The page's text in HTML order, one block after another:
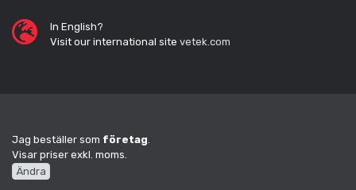
In English?
Visit our international site vetek.com
Jag beställer som företag.
Visar priser exkl. moms.
Ändra